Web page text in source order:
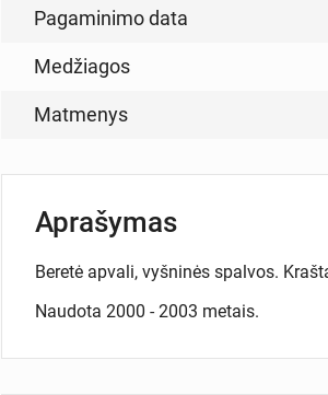
Pagaminimo data
Medžiagos
Matmenys
Aprašymas
Beretė apvali, vyšninės spalvos.
Naudota 2000 - 2003 metais.